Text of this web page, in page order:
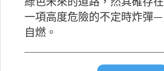
一項高度危險的不定時炸彈—
自燃。